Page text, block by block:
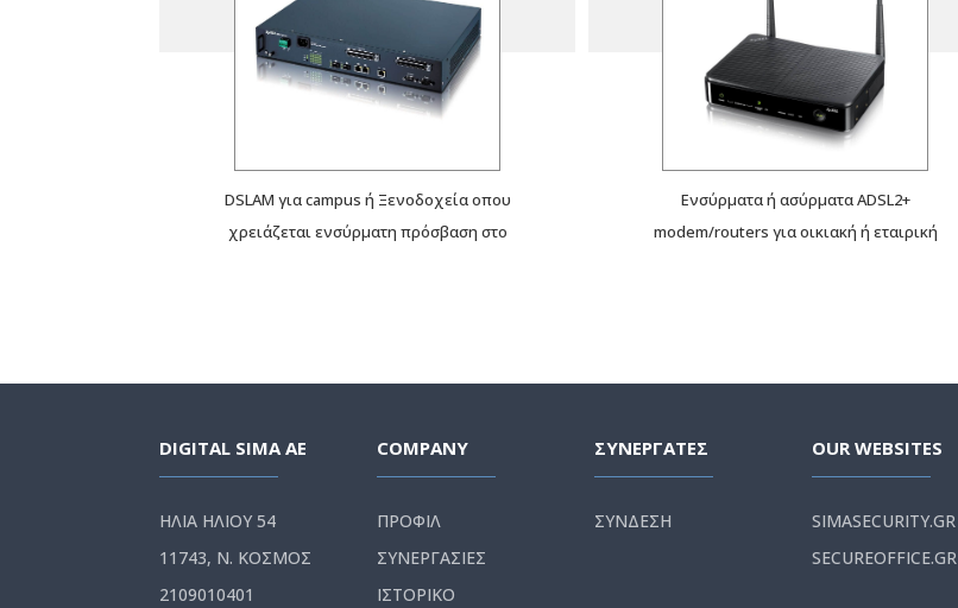
DSLAM για campus ή Ξενοδοχεία οπου
χρειάζεται ενσύρματη πρόσβαση στο
Ενσύρματα ή ασύρματα ADSL2+
modem/routers για οικιακή ή εταιρική
DIGITAL SIMA AE
ΗΛΙΑ ΗΛΙΟΥ 54
11743, Ν. ΚΟΣΜΟΣ
2109010401
COMPANY
ΠΡΟΦΙΛ
ΣΥΝΕΡΓΑΣΙΕΣ
ΙΣΤΟΡΙΚΟ
ΣΥΝΕΡΓΑΤΕΣ
ΣΥΝΔΕΣΗ
OUR WEBSITES
SIMASECURITY.GR
SECUREOFFICE.GR